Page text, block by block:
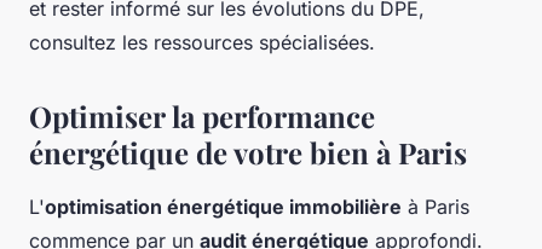
et rester informé sur les évolutions du DPE,
consultez les ressources spécialisées.
Optimiser la performance
énergétique de votre bien à Paris
L'optimisation énergétique immobilière à Paris
commence par un audit énergétique approfondi.